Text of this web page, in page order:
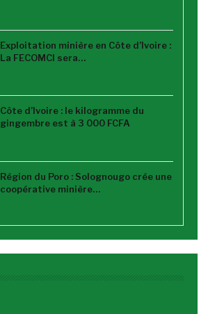
Exploitation minière en Côte d’Ivoire :
La FECOMCI sera…
Côte d’Ivoire : le kilogramme du
gingembre est à 3 000 FCFA
Région du Poro : Solognougo crée une
coopérative minière…